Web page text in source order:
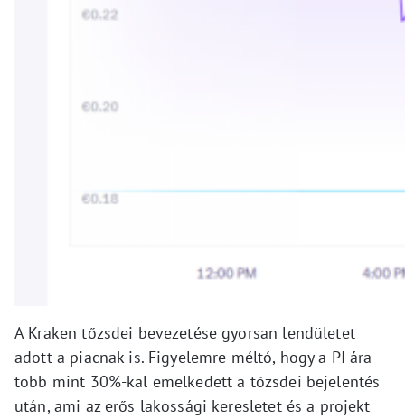
A Kraken tőzsdei bevezetése gyorsan lendületet
adott a piacnak is. Figyelemre méltó, hogy a PI ára
több mint 30%-kal emelkedett a tőzsdei bejelentés
után, ami az erős lakossági keresletet és a projekt